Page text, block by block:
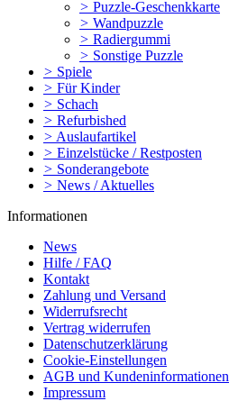
> Puzzle-Geschenkkarte
> Wandpuzzle
> Radiergummi
> Sonstige Puzzle
> Spiele
> Für Kinder
> Schach
> Refurbished
> Auslaufartikel
> Einzelstücke / Restposten
> Sonderangebote
> News / Aktuelles
Informationen
News
Hilfe / FAQ
Kontakt
Zahlung und Versand
Widerrufsrecht
Vertrag widerrufen
Datenschutzerklärung
Cookie-Einstellungen
AGB und Kundeninformationen
Impressum